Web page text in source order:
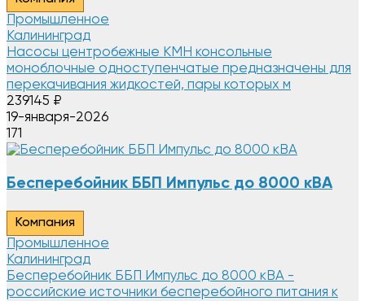
Промышленное
Калининград
Насосы центробежные КМН консольные
моноблочные одноступенчатые предназначены для
перекачивания жидкостей, пары которых м
239145 ₽
19-января-2026
171
Бесперебойник ББП Импульс до 8000 кВА
Компания
Промышленное
Калининград
Бесперебойник ББП Импульс до 8000 кВА -
российские источники бесперебойного питания к